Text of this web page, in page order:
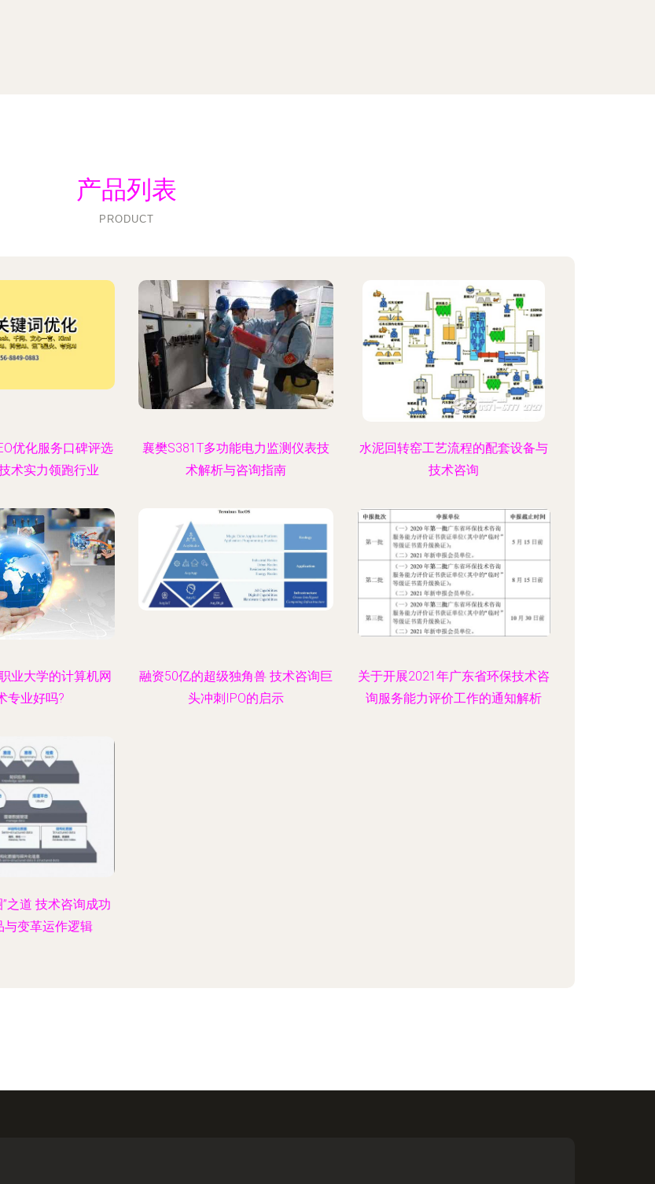
产品列表
PRODUCT
优化服务口碑评选
术实力领跑行业
襄樊S381T多功能电力监测仪表技
术解析与咨询指南
水泥回转窑工艺流程的配套设备与
技术咨询
业大学的计算机网
专业好吗?
融资50亿的超级独角兽 技术咨询巨
头冲刺IPO的启示
关于开展2021年广东省环保技术咨
询服务能力评价工作的通知解析
之道 技术咨询成功
与变革运作逻辑